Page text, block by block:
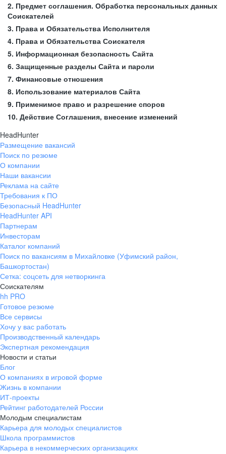
2. Предмет соглашения. Обработка персональных данных
Соискателей
3. Права и Обязательства Исполнителя
4. Права и Обязательства Соискателя
5. Информационная безопасность Сайта
6. Защищенные разделы Сайта и пароли
7. Финансовые отношения
8. Использование материалов Сайта
9. Применимое право и разрешение споров
10. Действие Соглашения, внесение изменений
HeadHunter
Размещение вакансий
Поиск по резюме
О компании
Наши вакансии
Реклама на сайте
Требования к ПО
Безопасный HeadHunter
HeadHunter API
Партнерам
Инвесторам
Каталог компаний
Поиск по вакансиям в Михайловке (Уфимский район,
Башкортостан)
Сетка: соцсеть для нетворкинга
Соискателям
hh PRO
Готовое резюме
Все сервисы
Хочу у вас работать
Производственный календарь
Экспертная рекомендация
Новости и статьи
Блог
О компаниях в игровой форме
Жизнь в компании
ИТ-проекты
Рейтинг работодателей России
Молодым специалистам
Карьера для молодых специалистов
Школа программистов
Карьера в некоммерческих организациях